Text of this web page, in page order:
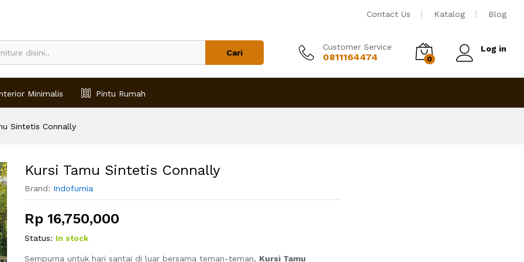
Contact Us Katalog Blog
Cari
Customer Service
0811164474 0
Log in
Minimalis Pintu Rumah
Sintetis Connally
Kursi Tamu Sintetis Connally
Brand: Indofurnia
Rp16,750,000
Status: In stock
Sempurna untuk hari santai di luar bersama teman-teman, Kursi Tamu
Tambah ke keranjang